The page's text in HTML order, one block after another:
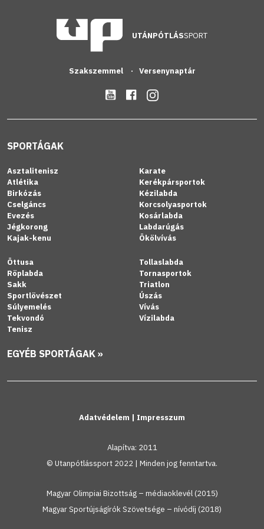
UTÁNPÓTLÁSSPORT
Szakszemmel Versenynaptár
SPORTÁGAK
Asztalitenisz
Atlétika
Birkózás
Cselgáncs
Evezés
Jégkorong
Kajak-kenu
Karate
Kerékpársportok
Kézilabda
Korcsolyasportok
Kosárlabda
Labdarúgás
Ökölvívás
Öttusa
Röplabda
Sakk
Sportlövészet
Súlyemelés
Tekvondó
Tenisz
Tollaslabda
Tornasportok
Triatlon
Úszás
Vívás
Vízilabda
EGYÉB SPORTÁGAK »
Adatvédelem | Impresszum
Alapítva: 2011
© Utanpótlássport 2022 | Minden jog fenntartva.
Magyar Olimpiai Bizottság – médiaoklevél (2015)
Magyar Sportújságírók Szövetsége – nívódíj (2018)